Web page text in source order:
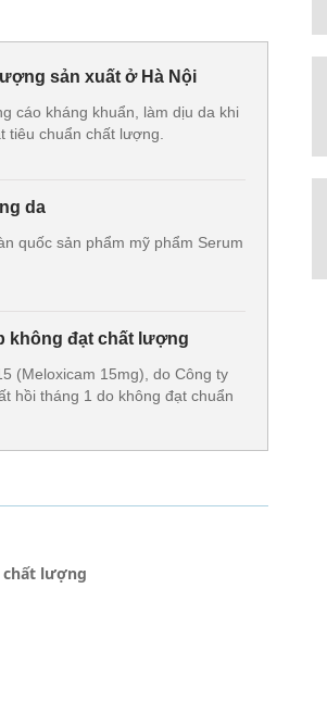
sản xuất ở Hà Nội
cáo kháng khuẩn, làm dịu da khi
tiêu chuẩn chất lượng.
da
quốc sản phẩm mỹ phẩm Serum
không đạt chất lượng
(Meloxicam 15mg), do Công ty
hồi tháng 1 do không đạt chuẩn
chất lượng